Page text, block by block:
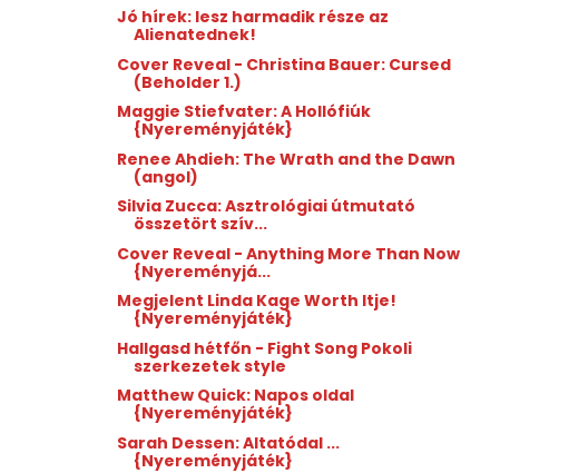
Jó hírek: lesz harmadik része az
Alienatednek!
Cover Reveal - Christina Bauer: Cursed
(Beholder 1.)
Maggie Stiefvater: A Hollófiúk
{Nyereményjáték}
Renee Ahdieh: The Wrath and the Dawn
(angol)
Silvia Zucca: Asztrológiai útmutató
összetört szív...
Cover Reveal - Anything More Than Now
{Nyereményjá...
Megjelent Linda Kage Worth Itje!
{Nyereményjáték}
Hallgasd hétfőn - Fight Song Pokoli
szerkezetek style
Matthew Quick: Napos oldal
{Nyereményjáték}
Sarah Dessen: Altatódal ...
{Nyereményjáték}